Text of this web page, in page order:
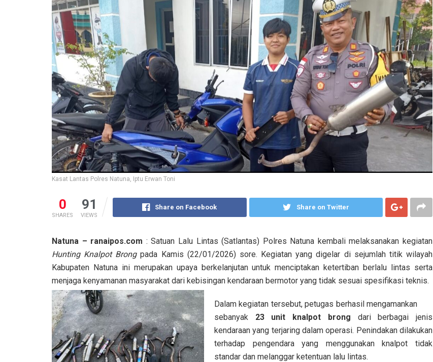
Kasat Lantas Polres Natuna, Iptu Erwan Toni
0
SHARES
91
VIEWS
Share on Facebook Share on Twitter
Natuna – ranaipos.com : Satuan Lalu Lintas (Satlantas) Polres Natuna kembali melaksanakan kegiatan
Hunting Knalpot Brongpada Kamis (22/01/2026) sore. Kegiatan yang digelar di sejumlah titik wilayah
Kabupaten Natuna ini merupakan upaya berkelanjutan untuk menciptakan ketertiban berlalu lintas serta
menjaga kenyamanan masyarakat dari kebisingan kendaraan bermotor yang tidak sesuai spesifikasi teknis.
Dalam kegiatan tersebut, petugas berhasil mengamankan
sebanyak 23 unit knalpot brong dari berbagai jenis
kendaraan yang terjaring dalam operasi. Penindakan dilakukan
terhadap pengendara yang menggunakan knalpot tidak
standar dan melanggar ketentuan lalu lintas.